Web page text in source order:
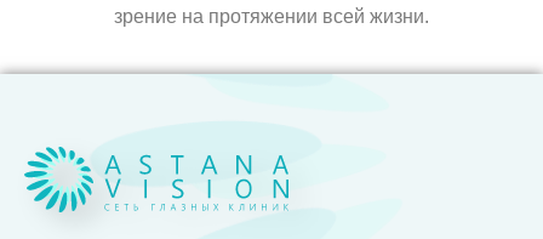
зрение на протяжении всей жизни.